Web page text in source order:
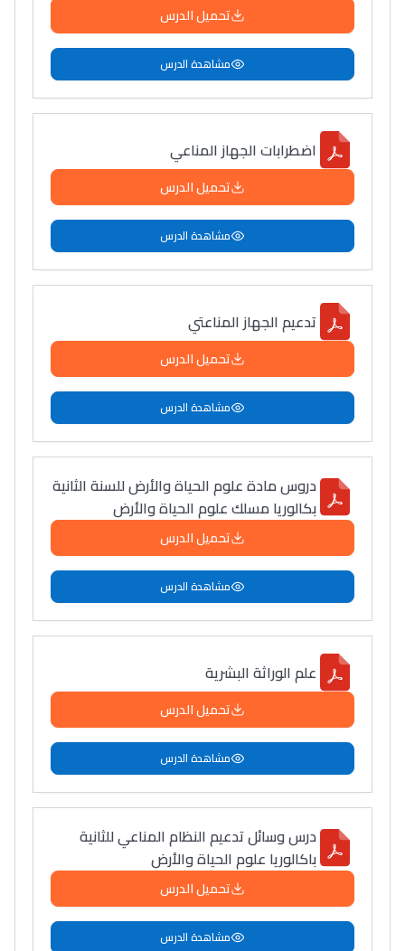
تحميل الدرس
مشاهدة الدرس
اضطرابات الجهاز المناعي
تحميل الدرس
مشاهدة الدرس
تدعيم الجهاز المناعتي
تحميل الدرس
مشاهدة الدرس
دروس مادة علوم الحياة والأرض للسنة الثانية
بكالوريا مسلك علوم الحياة والأرض
تحميل الدرس
مشاهدة الدرس
علم الوراثة البشرية
تحميل الدرس
مشاهدة الدرس
درس وسائل تدعيم النظام المناعي للثانية
باكالوريا علوم الحياة والأرض
تحميل الدرس
مشاهدة الدرس